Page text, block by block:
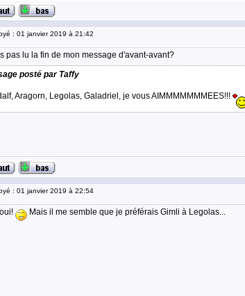
: 01 janvier 2019 à 21:42
pas lu la fin de mon message d'avant-avant?
posté par Taffy
Aragorn, Legolas, Galadriel, je vous AIMMMMMMMEES!!!
: 01 janvier 2019 à 22:54
Mais il me semble que je préférais Gimli à Legolas...